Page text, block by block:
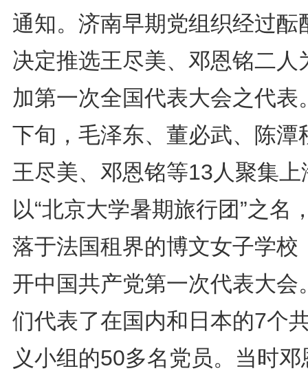
通知。济南早期党组织经过酝
决定推选王尽美、邓恩铭二人
加第一次全国代表大会之代表
下旬，毛泽东、董必武、陈潭
王尽美、邓恩铭等13人聚集上
以“北京大学暑期旅行团”之名
落于法国租界的博文女子学校
开中国共产党第一次代表大会
们代表了在国内和日本的7个
义小组的50多名党员。当时邓